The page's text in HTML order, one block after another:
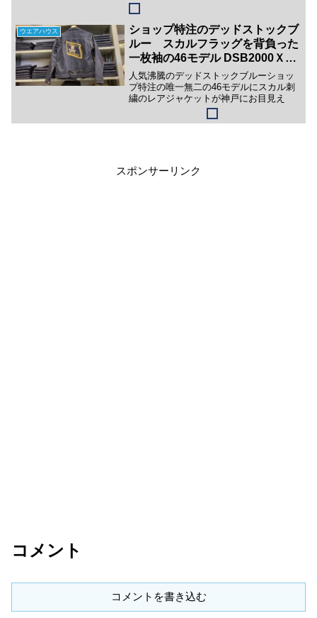
ウエアハウス
ショップ特注のデッドストックブ
ルー スカルフラッグを背負った
一枚袖の46モデル DSB2000Ｘ
Ｘ Union別注
人気沸騰のデッドストックブルーショッ
プ特注の唯一無二の46モデルにスカル刺
繍のレアジャケットが神戸にお目見え
スポンサーリンク
コメント
コメントを書き込む